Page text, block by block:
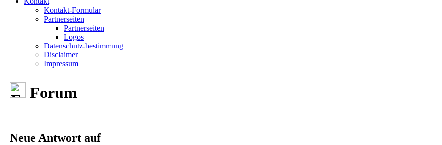
Kontakt-Formular
Partnerseiten
Partnerseiten
Logos
Datenschutz-bestimmung
Disclaimer
Impressum
Forum
Neue Antwort auf